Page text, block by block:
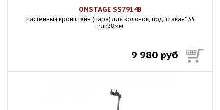
ONSTAGE SS7914B
Настенный кронштейн (пара) для колонок, под "стакан" 35
или38мм
9 980 руб